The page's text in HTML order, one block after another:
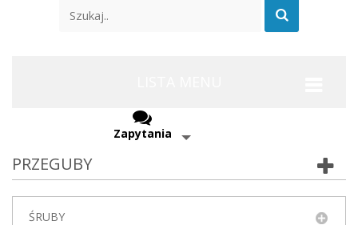
Zapytania
PRZEGUBY
ŚRUBY